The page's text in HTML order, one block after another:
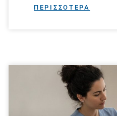
ΠΕΡΙΣΣΟΤΕΡΑ